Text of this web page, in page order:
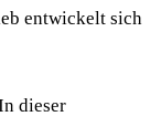
entwickelt sich
dieser